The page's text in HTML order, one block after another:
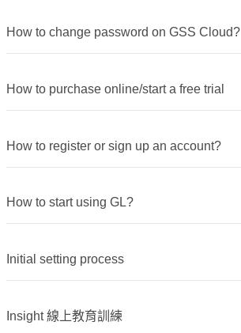
How to change password on GSS Cloud?
How to purchase online/start a free trial
How to register or sign up an account?
How to start using GL?
Initial setting process
Insight 線上教育訓練